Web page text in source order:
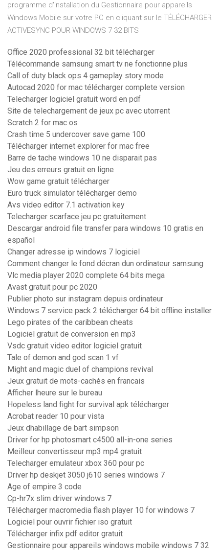
programme d'installation du Gestionnaire pour appareils
Windows Mobile sur votre PC en cliquant sur le TÉLÉCHARGER
ACTIVESYNC POUR WINDOWS 7 32 BITS
Office 2020 professional 32 bit télécharger
Télécommande samsung smart tv ne fonctionne plus
Call of duty black ops 4 gameplay story mode
Autocad 2020 for mac télécharger complete version
Telecharger logiciel gratuit word en pdf
Site de telechargement de jeux pc avec utorrent
Scratch 2 for mac os
Crash time 5 undercover save game 100
Télécharger internet explorer for mac free
Barre de tache windows 10 ne disparait pas
Jeu des erreurs gratuit en ligne
Wow game gratuit télécharger
Euro truck simulator télécharger demo
Avs video editor 7.1 activation key
Telecharger scarface jeu pc gratuitement
Descargar android file transfer para windows 10 gratis en
español
Changer adresse ip windows 7 logiciel
Comment changer le fond décran dun ordinateur samsung
Vlc media player 2020 complete 64 bits mega
Avast gratuit pour pc 2020
Publier photo sur instagram depuis ordinateur
Windows 7 service pack 2 télécharger 64 bit offline installer
Lego pirates of the caribbean cheats
Logiciel gratuit de conversion en mp3
Vsdc gratuit video editor logiciel gratuit
Tale of demon and god scan 1 vf
Might and magic duel of champions revival
Jeux gratuit de mots-cachés en francais
Afficher lheure sur le bureau
Hopeless land fight for survival apk télécharger
Acrobat reader 10 pour vista
Jeux dhabillage de bart simpson
Driver for hp photosmart c4500 all-in-one series
Meilleur convertisseur mp3 mp4 gratuit
Telecharger emulateur xbox 360 pour pc
Driver hp deskjet 3050 j610 series windows 7
Age of empire 3 code
Cp-hr7x slim driver windows 7
Télécharger macromedia flash player 10 for windows 7
Logiciel pour ouvrir fichier iso gratuit
Télécharger infix pdf editor gratuit
Gestionnaire pour appareils windows mobile windows 7 32